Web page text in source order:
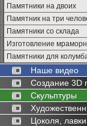
Памятники на двоих
Памятник на три
Памятники со склада
Изготовление
Памятники для
Наше видео
Создание 3D
Скульптуры
Цоколя,